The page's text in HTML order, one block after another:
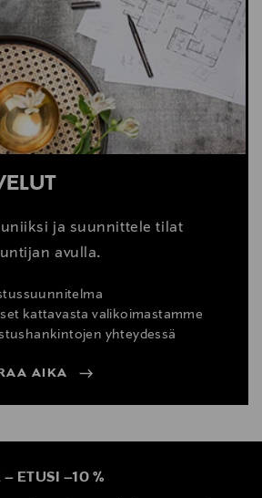
en-us/customer-
ja suunnittele tilat
avulla.
kattavasta valikoimastamme
yhteydessä
AIKA
– ETUSI –10 %